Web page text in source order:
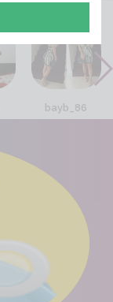
bayb_86